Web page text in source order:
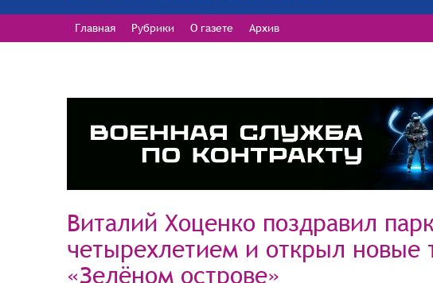
Главная Рубрики О газете Архив
Виталий Хоценко поздравил
четырехлетием и открыл новые
«Зелёном острове»